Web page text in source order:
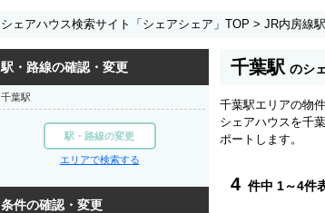
シェアハウス検索サイト「シェアシェア」TOP > JR内房線駅
千葉駅 のシ
千葉駅エリアの物
シェアハウスを千
ポートします。
4 件中 1～4件
駅・路線の確認・変更
千葉駅
駅・路線の変更
エリアで検索する
条件の確認・変更